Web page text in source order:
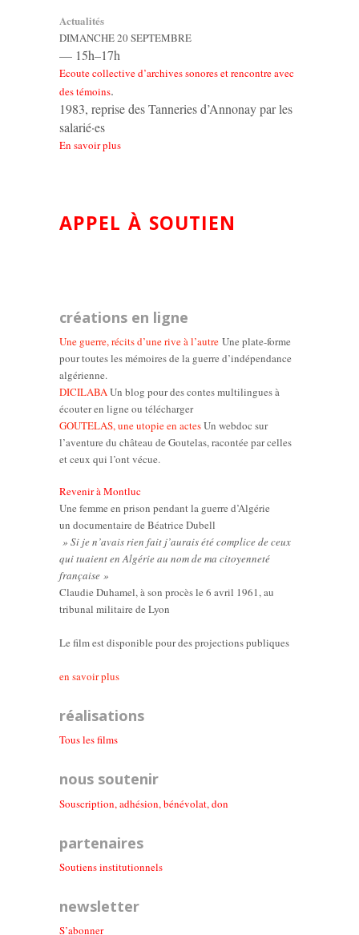
Actualités
DIMANCHE 20 SEPTEMBRE
— 15h–17h
Ecoute collective d’archives sonores et rencontre avec
des témoins.
1983, reprise des Tanneries d’Annonay par les
salarié·es
En savoir plus
APPEL À SOUTIEN
créations en ligne
Une guerre, récits d’une rive à l’autre Une plate-forme
pour toutes les mémoires de la guerre d’indépendance
algérienne.
DICILABAUn blog pour des contes multilingues à
écouter en ligne ou télécharger
GOUTELAS, une utopie en actesUn webdoc sur
l’aventure du château de Goutelas, racontée par celles
et ceux qui l’ont vécue.
Revenir à Montluc
Une femme en prison pendant la guerre d’Algérie
un documentaire de Béatrice Dubell
» Si je n’avais rien fait j’aurais été complice de ceux
qui tuaient en Algérie au nom de ma citoyenneté
française »
Claudie Duhamel, à son procès le 6 avril 1961, au
tribunal militaire de Lyon
Le film est disponible pour des projections publiques
en savoir plus
réalisations
Tous les films
nous soutenir
Souscription, adhésion, bénévolat, don
partenaires
Soutiens institutionnels
newsletter
S’abonner